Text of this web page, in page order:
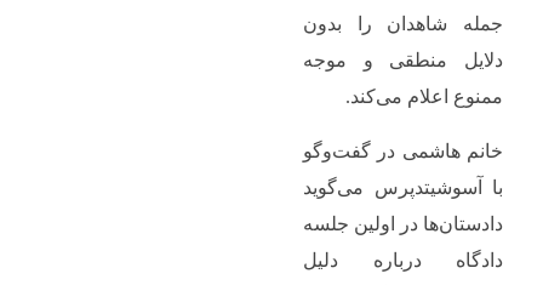
جمله شاهدان را بدون
دلایل منطقی و موجه
ممنوع اعلام می‌کند.
خانم هاشمی در گفت‌وگو
با آسوشیتدپرس می‌گوید
دادستان‌ها در اولین جلسه
دادگاه درباره دلیل